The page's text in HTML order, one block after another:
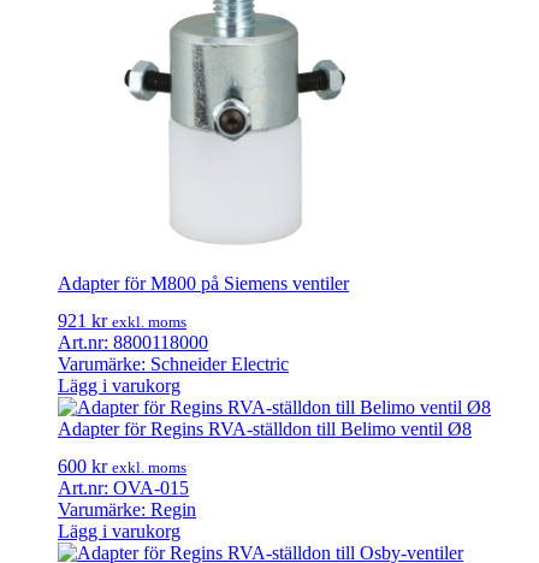
Adapter för M800 på Siemens ventiler
921 kr exkl. moms
Art.nr: 8800118000
Varumärke: Schneider Electric
Lägg i varukorg
Adapter för Regins RVA-ställdon till Belimo ventil Ø8
600 kr exkl. moms
Art.nr: OVA-015
Varumärke: Regin
Lägg i varukorg